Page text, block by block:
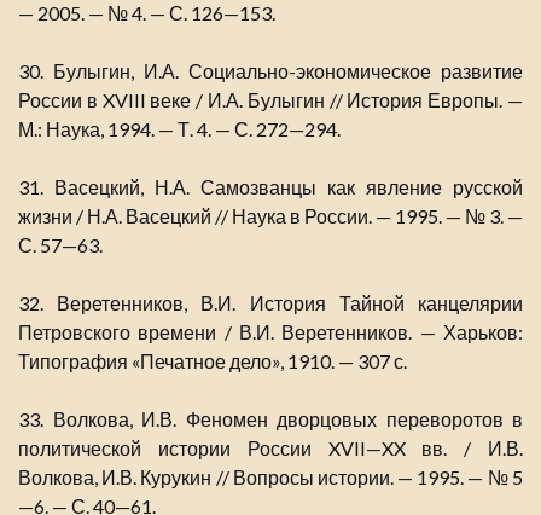
— 2005. — № 4. — С. 126—153.
30. Булыгин, И.А. Социально-экономическое развитие
России в XVIII веке / И.А. Булыгин // История Европы. —
М.: Наука, 1994. — Т. 4. — С. 272—294.
31. Васецкий, Н.А. Самозванцы как явление русской
жизни / Н.А. Васецкий // Наука в России. — 1995. — № 3. —
С. 57—63.
32. Веретенников, В.И. История Тайной канцелярии
Петровского времени / В.И. Веретенников. — Харьков:
Типография «Печатное дело», 1910. — 307 с.
33. Волкова, И.В. Феномен дворцовых переворотов в
политической истории России XVII—XX вв. / И.В.
Волкова, И.В. Курукин // Вопросы истории. — 1995. — № 5
—6. — С. 40—61.